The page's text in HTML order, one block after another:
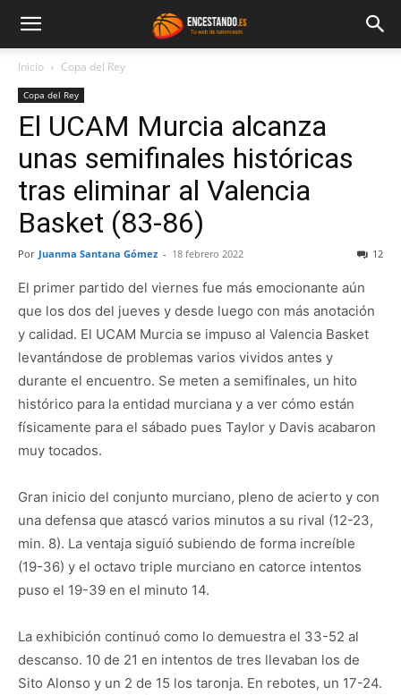
Inicio Copa del Rey
Copa del Rey
El UCAM Murcia alcanza
unas semifinales históricas
tras eliminar al Valencia
Basket (83-86)
Por Juanma Santana Gómez - 18 febrero 2022 12
El primer partido del viernes fue más emocionante aún
que los dos del jueves y desde luego con más anotación
y calidad. El UCAM Murcia se impuso al Valencia Basket
levantándose de problemas varios vividos antes y
durante el encuentro. Se meten a semifinales, un hito
histórico para la entidad murciana y a ver cómo están
físicamente para el sábado pues Taylor y Davis acabaron
muy tocados.
Gran inicio del conjunto murciano, pleno de acierto y con
una defensa que atascó varios minutos a su rival (12-23,
min. 8). La ventaja siguió subiendo de forma increíble
(19-36) y el octavo triple murciano en catorce intentos
puso el 19-39 en el minuto 14.
La exhibición continuó como lo demuestra el 33-52 al
descanso. 10 de 21 en intentos de tres llevaban los de
Sito Alonso y un 2 de 15 los taronja. En rebotes, un 17-24.